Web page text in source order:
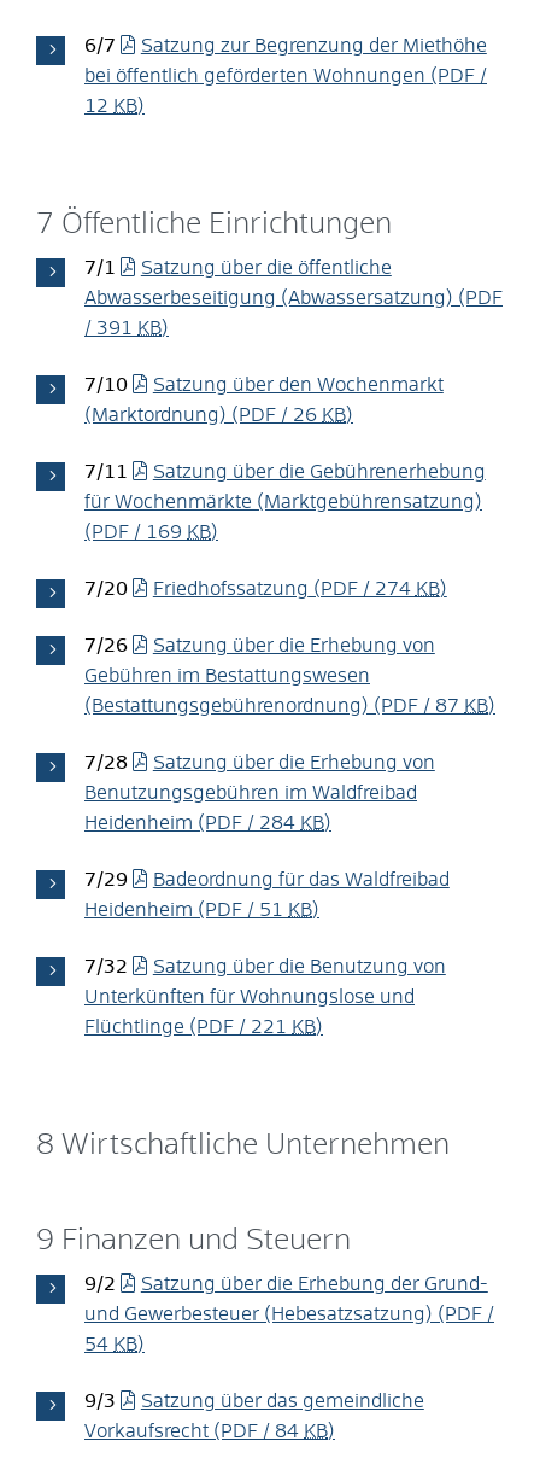
6/7
Satzung zur Begrenzung der Miethöhe
bei öffentlich geförderten Wohnungen (PDF /
12 KB)
7 Öffentliche Einrichtungen
7/1
Satzung über die öffentliche
Abwasserbeseitigung (Abwassersatzung) (PDF
/ 391 KB)
7/10
Satzung über den Wochenmarkt
(Marktordnung) (PDF / 26 KB)
7/11
Satzung über die Gebührenerhebung
für Wochenmärkte (Marktgebührensatzung)
(PDF / 169 KB)
7/20 Friedhofssatzung (PDF / 274 KB)
7/26
Satzung über die Erhebung von
Gebühren im Bestattungswesen
(Bestattungsgebührenordnung) (PDF / 87 KB)
7/28
Satzung über die Erhebung von
Benutzungsgebühren im Waldfreibad
Heidenheim (PDF / 284 KB)
7/29
Badeordnung für das Waldfreibad
Heidenheim (PDF / 51 KB)
7/32
Satzung über die Benutzung von
Unterkünften für Wohnungslose und
Flüchtlinge (PDF / 221 KB)
8 Wirtschaftliche Unternehmen
9 Finanzen und Steuern
9/2
Satzung über die Erhebung der Grund-
und Gewerbesteuer (Hebesatzsatzung) (PDF /
54 KB)
9/3
Satzung über das gemeindliche
Vorkaufsrecht (PDF / 84 KB)